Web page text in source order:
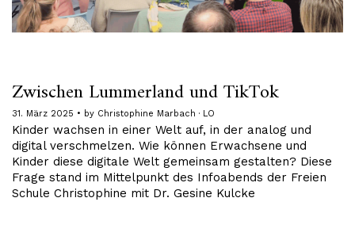
Zwischen Lummerland und TikTok
31. März 2025 by Christophine Marbach · LO
Kinder wachsen in einer Welt auf, in der analog und
digital verschmelzen. Wie können Erwachsene und
Kinder diese digitale Welt gemeinsam gestalten? Diese
Frage stand im Mittelpunkt des Infoabends der Freien
Schule Christophine mit Dr. Gesine Kulcke